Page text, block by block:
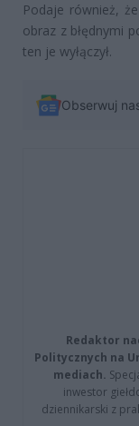
Podaje również,
obraz z błędnymi
ten je wyłączył.
Obserwuj
Redaktor
Politycznych na
mediach.
inwestor
dziennikarski z